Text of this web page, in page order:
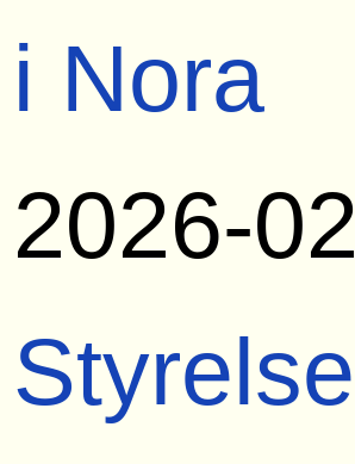
i Nora
2026-